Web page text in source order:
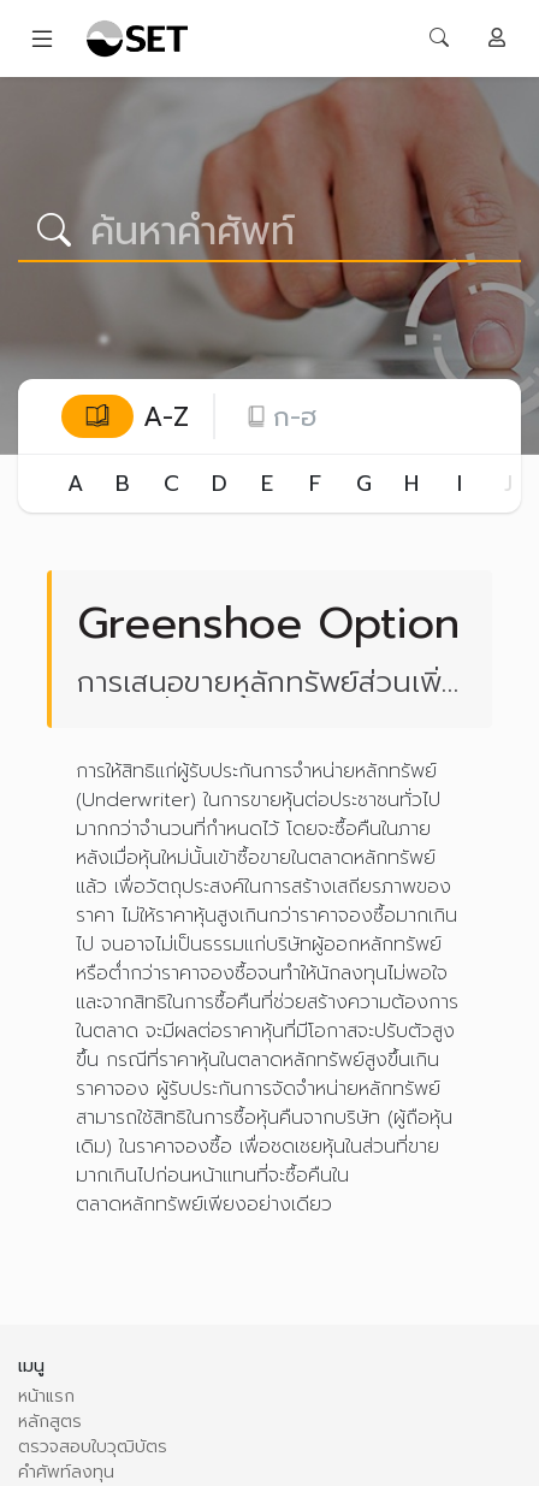
A-Z ก-ฮ
A B C D E F G H I J
Greenshoe Option
การเสนอขายหลักทรัพย์ส่วนเพิ่ม
การให้สิทธิแก่ผู้รับประกันการจำหน่ายหลักทรัพย์
(Underwriter) ในการขายหุ้นต่อประชาชนทั่วไป
มากกว่าจำนวนที่กำหนดไว้ โดยจะซื้อคืนในภาย
หลังเมื่อหุ้นใหม่นั้นเข้าซื้อขายในตลาดหลักทรัพย์
แล้ว เพื่อวัตถุประสงค์ในการสร้างเสถียรภาพของ
ราคา ไม่ให้ราคาหุ้นสูงเกินกว่าราคาจองซื้อมากเกิน
ไป จนอาจไม่เป็นธรรมแก่บริษัทผู้ออกหลักทรัพย์
หรือต่ำกว่าราคาจองซื้อจนทำให้นักลงทุนไม่พอใจ
และจากสิทธิในการซื้อคืนที่ช่วยสร้างความต้องการ
ในตลาด จะมีผลต่อราคาหุ้นที่มีโอกาสจะปรับตัวสูง
ขึ้น กรณีที่ราคาหุ้นในตลาดหลักทรัพย์สูงขึ้นเกิน
ราคาจอง ผู้รับประกันการจัดจำหน่ายหลักทรัพย์
สามารถใช้สิทธิในการซื้อหุ้นคืนจากบริษัท (ผู้ถือหุ้น
เดิม) ในราคาจองซื้อ เพื่อชดเชยหุ้นในส่วนที่ขาย
มากเกินไปก่อนหน้าแทนที่จะซื้อคืนใน
ตลาดหลักทรัพย์เพียงอย่างเดียว
เมนู
หน้าแรก
หลักสูตร
ตรวจสอบใบวุฒิบัตร
คำศัพท์ลงทุน